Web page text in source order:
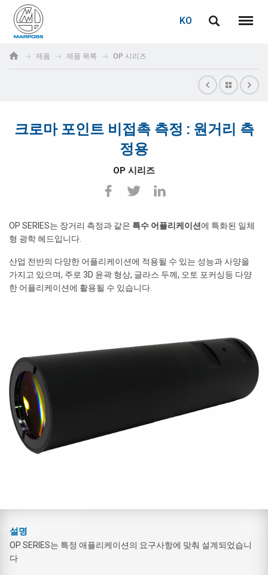
S.p.A.
KO
메뉴
제품 제품 목록 OP 시리즈
크로마 포인트 비접촉 측정 : 원거리 측
정용
OP 시리즈
OP SERIES는 장거리 측정과 같은 특수 어플리케이션에 특화된 일체
형 광학 헤드입니다.
산업 전반의 다양한 어플리케이션에 적용될 수 있는 성능과 사양을
가지고 있으며, 주로 3D 윤곽 형상, 글라스 두께, 오토 포커싱등 다양
한 어플리케이션에 활용될 수 있습니다.
설명
OP SERIES는 특정 애플리케이션의 요구사항에 맞춰 설계되었습니
다
Deutsch
Español
日本語 (Japanese)
中文 (Chinese)
한국어 (Korean)
로그인
비밀번호
아직 등록하지 않으셨다면, 지금 무료로 등록하실 수 있습니다!
여기를 클릭하십시오!